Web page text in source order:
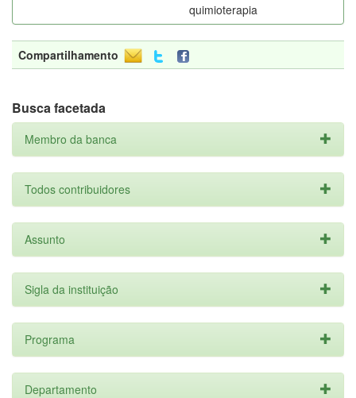
quimioterapia
Compartilhamento
Busca facetada
Membro da banca
Todos contribuidores
Assunto
Sigla da instituição
Programa
Departamento